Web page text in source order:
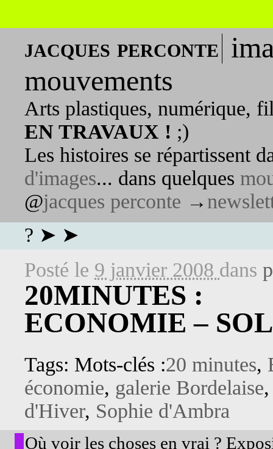
jacques perconte
mouvements
Arts plastiques, numérique,
EN TRAVAUX ! ;)
Les histoires se répartissent
d'images... dans quelques
@jacques perconte →
? ➤ ➤
Posté le 9 janvier 2008 dans
20MINUTES :
ECONOMIE –
Tags: Mots-clés :20 minutes,
économie, galerie Bordelaise
d'Hiver, Sophie d'Ambra
Où voir les choses en vrai ?